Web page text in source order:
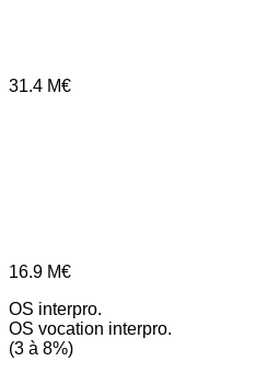
31.4 M€
16.9 M€
OS interpro.
OS vocation interpro.
(3 à 8%)